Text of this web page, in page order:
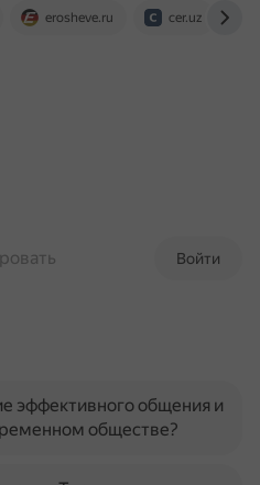
erosheve.ru cer.uz
Войти
эффективного общения и
обществе?